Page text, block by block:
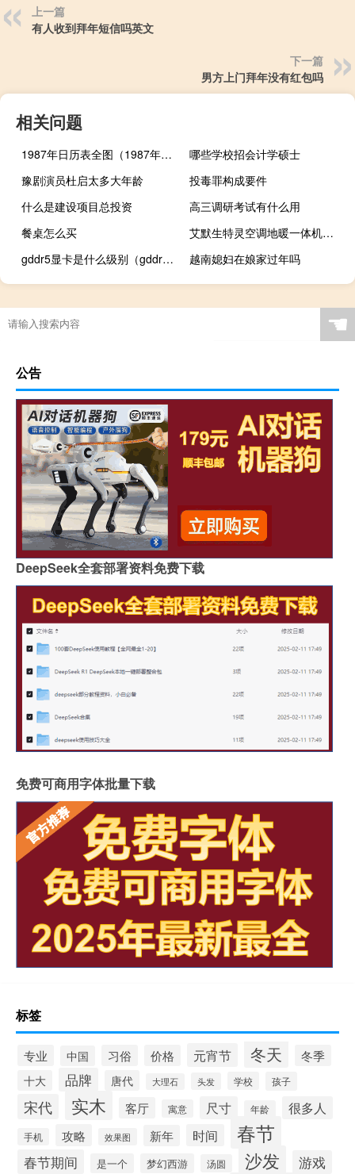
上一篇
有人收到拜年短信吗英文
下一篇
男方上门拜年没有红包吗
相关问题
1987年日历表全图（1987年日历表）
哪些学校招会计学硕士
豫剧演员杜启太多大年龄
投毒罪构成要件
什么是建设项目总投资
高三调研考试有什么用
餐桌怎么买
艾默生特灵空调地暖一体机品牌怎么样 艾默生地暖空调一体机
gddr5显卡是什么级别（gddr5）
越南媳妇在娘家过年吗
☚
公告
DeepSeek全套部署资料免费下载
免费可商用字体批量下载
标签
专业 中国 习俗 价格 元宵节 冬天 冬季
十大 品牌 唐代 大理石 头发 学校 孩子
宋代 实木 客厅 寓意 尺寸 年龄 很多人
手机 攻略 效果图 新年 时间 春节
春节期间 是一个 梦幻西游 汤圆 沙发 游戏